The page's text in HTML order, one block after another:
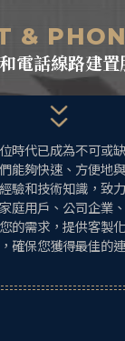
&
電話線路建置
時代已成為不可或
能夠快速、方便地
驗和技術知識，致
庭用戶、公司企業
的需求，提供客製
確保您獲得最佳的